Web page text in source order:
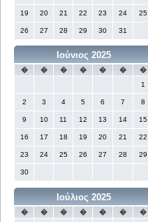
19 20 21 22 23 24 25
26 27 28 29 30 31
Ιούνιος 2025
� � � � � �
�
1
2 3 4 5 6 7 8
9 10 11 12 13 14 15
16 17 18 19 20 21 22
23 24 25 26 27 28 29
30
Ιούλιος 2025
� � � � � �
�